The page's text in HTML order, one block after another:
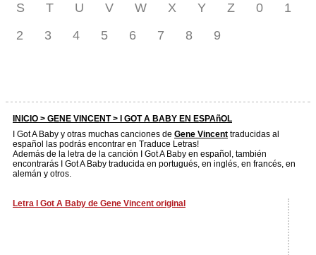
S
T U V W X Y Z 0
1
2
3 4 5 6 7 8 9
INICIO > GENE VINCENT> I GOT A BABY EN ESPAñOL
I Got A Baby y otras muchas canciones de Gene Vincent traducidas al
español las podrás encontrar en Traduce Letras!
Además de la letra de la canción I Got A Baby en español, también
encontrarás I Got A Baby traducida en portugués, en inglés, en francés, en
alemán y otros.
Letra I Got A Baby de Gene Vincent original